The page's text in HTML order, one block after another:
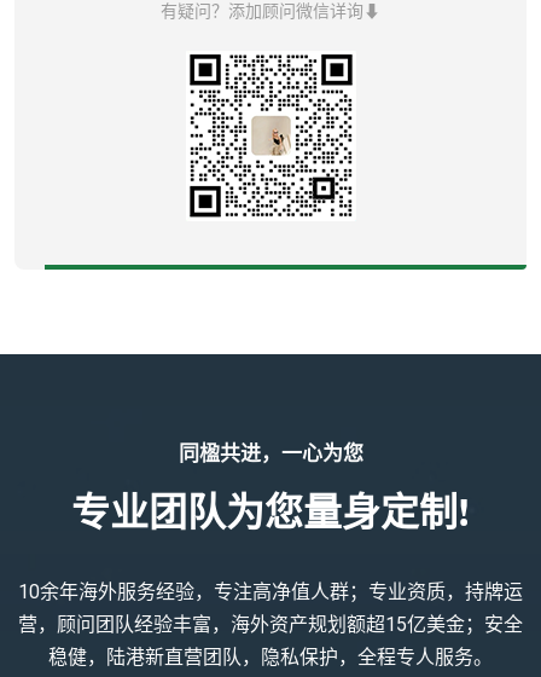
有疑问？添加顾问微信详询⬇
同楹共进，一心为您
专业团队为您量身定制!
10余年海外服务经验，专注高净值人群；专业资质，持牌运
营，顾问团队经验丰富，海外资产规划额超15亿美金；安全
稳健，陆港新直营团队，隐私保护，全程专人服务。